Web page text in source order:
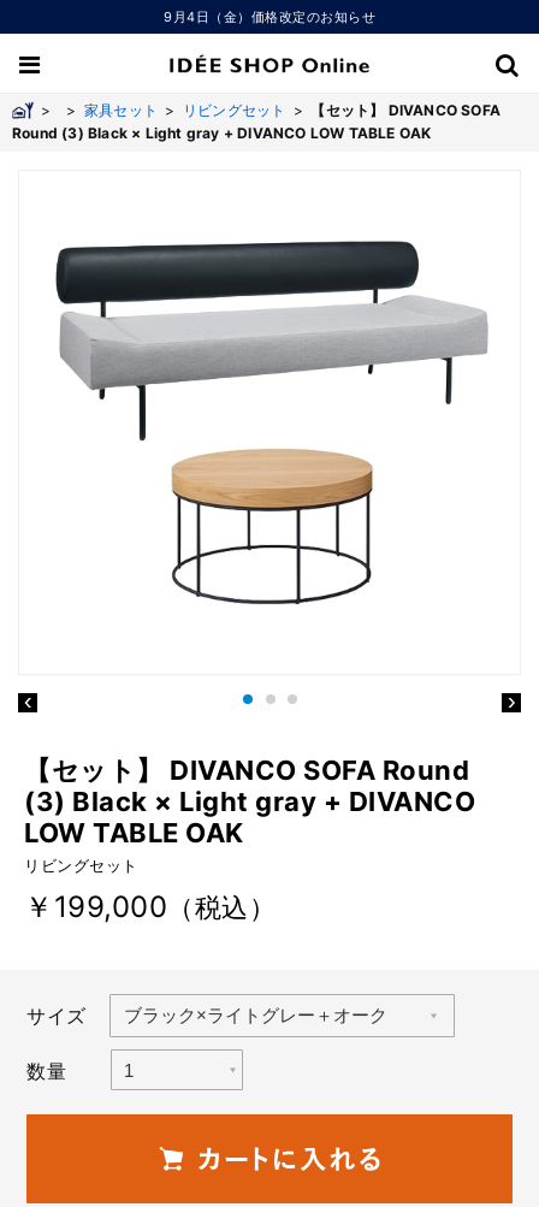
9月4日（金）価格改定のお知らせ
> > 家具セット > リビングセット >
【セット】 DIVANCO SOFA
Round (3) Black × Light gray + DIVANCO LOW TABLE OAK
【セット】 DIVANCO SOFA Round
(3) Black × Light gray + DIVANCO
LOW TABLE OAK
リビングセット
￥199,000 （税込）
サイズ
数量